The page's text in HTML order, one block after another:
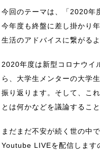
今回のテーマは、「2020年
今年度も終盤に差し掛かり
生活のアドバイスに繋がる
2020年度は新型コロナウイ
ら、大学生メンターの大学
振り返ります。そして、こ
とは何かなどを議論するこ
まだまだ不安が続く世の中
Youtube LIVEを配信します